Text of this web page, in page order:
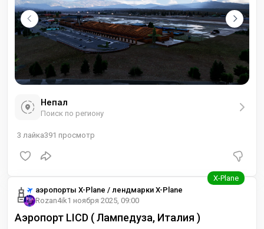
Непал
Поиск по региону
3 лайка391 просмотр
аэропорты X-Plane / лендмарки X-Plane
Rozan4ik1 ноября 2025, 09:00
Аэропорт LICD ( Лампедуза, Италия )